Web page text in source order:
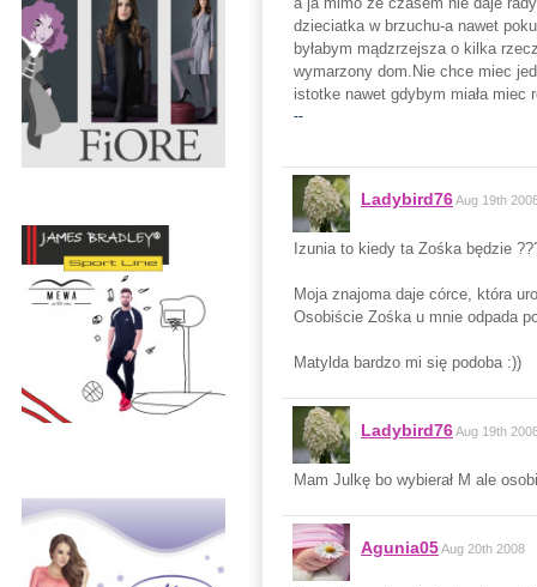
dzieciatka w brzuchu-a nawet
byłabym mądzrzejsza o kilka
wymarzony dom.Nie chce miec
istotke nawet gdybym miała miec
--
Ladybird76Aug 19th
Izunia to kiedy ta Zośka będzie
Moja znajoma daje córce, która
Osobiście Zośka u mnie odpada
Matylda bardzo mi się podoba :))
Ladybird76Aug 19th
Mam Julkę bo wybierał M ale
Agunia05Aug 20th 2008